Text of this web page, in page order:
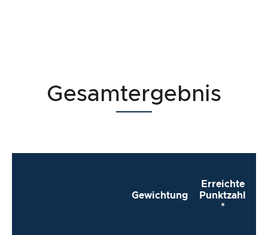
Gesamtergebnis
Gewichtung
Erreichte
Punktzahl
*